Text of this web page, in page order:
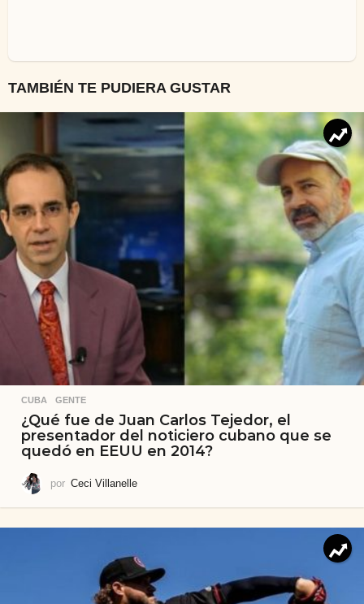
TAMBIÉN TE PUDIERA GUSTAR
CUBA ,GENTE
¿Qué fue de Juan Carlos Tejedor, el
presentador del noticiero cubano que se
quedó en EEUU en 2014?
por Ceci Villanelle